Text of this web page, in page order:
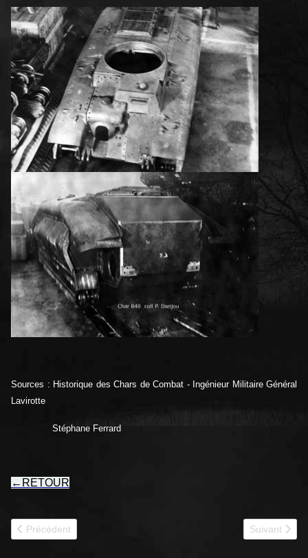
Sources : Historique des Chars de Combat - Ingénieur Militaire Général
Lavirotte
Stéphane Ferrard
← RETOUR
Article précédent : 1939 Batignolles-Chatillon DP3
Précédent Article
Suivant